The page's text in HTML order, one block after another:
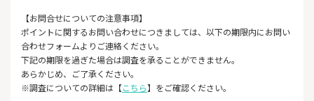
【お問合せについての注意事項】
ポイントに関するお問い合わせにつきましては、以下の期限内にお問い
合わせフォームよりご連絡ください。
下記の期限を過ぎた場合は調査を承ることができません。
あらかじめ、ご了承ください。
※調査についての詳細は【こちら】をご確認ください。